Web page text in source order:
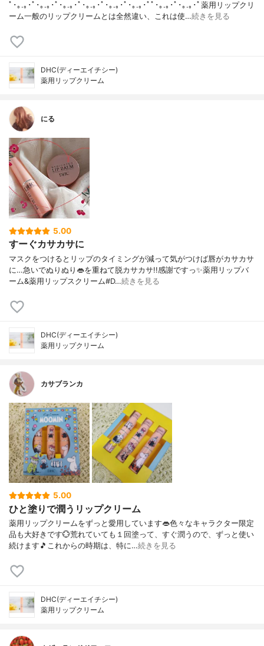
ﾟ･｡.｡･ﾟ･｡.｡･ﾟ･｡.｡･ﾟ･｡.｡･ﾟ･｡.｡･ﾟ･｡.｡･ﾟﾟ･｡.｡･ﾟ･｡.｡･ﾟ薬用リップクリ
ーム一般のリップクリームとは全然違い、これは使…続きを見る
DHC(ディーエイチシー)
薬用リップクリーム
にる
5.00
すーぐカサカサに
マスクをつけるとリップのタイミングが減って気がつけば唇がカサカサ
に…急いでぬりぬり👄を重ねて脱カサカサ!!感謝ですっ✨薬用リップバ
ーム&薬用リップスクリーム#D…続きを見る
DHC(ディーエイチシー)
薬用リップクリーム
カサブランカ
5.00
ひと塗りで潤うリップクリーム
薬用リップクリームをずっと愛用しています👄色々なキャラクター限定
品も大好きです💮荒れていても１回塗って、すぐ潤うので、ずっと使い
続けます🎵これからの時期は、特に…続きを見る
DHC(ディーエイチシー)
薬用リップクリーム